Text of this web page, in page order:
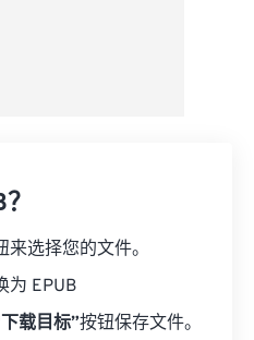
来选择您的文件。
为 EPUB
载目标”按钮保存文件。